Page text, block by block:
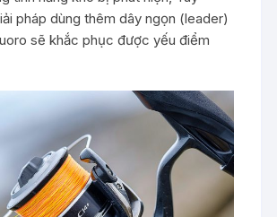
pháp dùng thêm dây ngọn (leader)
sẽ khắc phục được yếu điểm